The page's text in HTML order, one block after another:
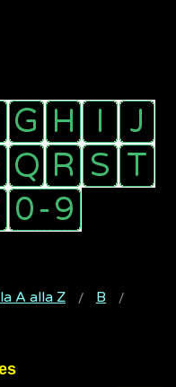
A alla Z
B